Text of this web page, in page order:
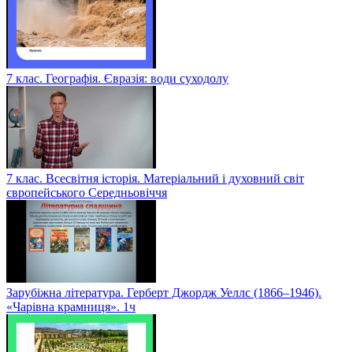
7 клас. Географія. Євразія: води суходолу
7 клас. Всесвітня історія. Матеріальний і духовний світ
європейського Середньовіччя
Зарубіжна література. Герберт Джордж Уеллс (1866–1946).
«Чарівна крамниця». 1ч